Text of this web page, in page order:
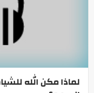
لماذا مكن الله